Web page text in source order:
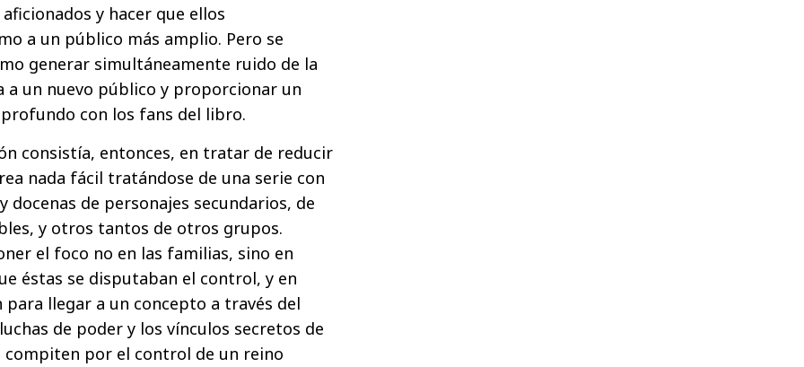
y hacer que ellos
a un público más amplio. Pero se
generar simultáneamente ruido de la
un nuevo público y proporcionar un
con los fans del libro.
consistía, entonces, en tratar de reducir
nada fácil tratándose de una serie con
docenas de personajes secundarios, de
y otros tantos de otros grupos.
el foco no en las familias, sino en
éstas se disputaban el control, y en
llegar a un concepto a través del
de poder y los vínculos secretos de
compiten por el control de un reino